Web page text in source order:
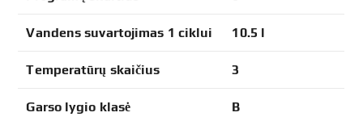
Vandens suvartojimas 1 ciklui 10.5 l
Temperatūrų skaičius 3
Garso lygio klasė B